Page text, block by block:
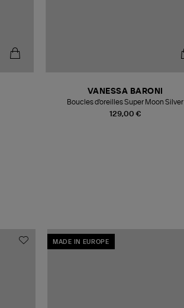
129,00 €
VANESSA BARONI
Boucles d'oreilles Super Moon Silver
MADE IN EUROPE